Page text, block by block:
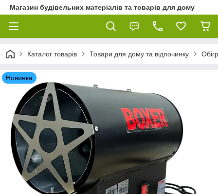
Магазин будівельних матеріалів та товарів для дому
Каталог товарів Товари для дому та відпочинку
Новинка